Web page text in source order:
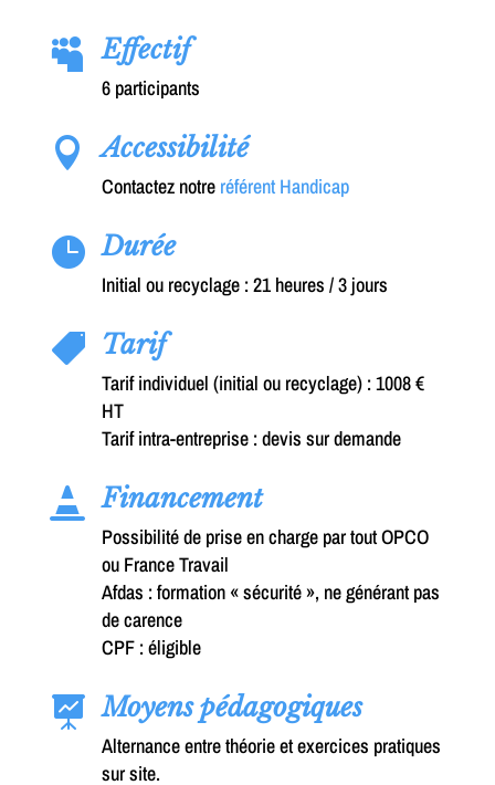
 Effectif
6 participants
 Accessibilité
Contactez notre référent Handicap
 Durée
Initial ou recyclage : 21 heures / 3 jours
 Tarif
Tarif individuel (initial ou recyclage) : 1008 €
HT
Tarif intra-entreprise : devis sur demande
 Financement
Possibilité de prise en charge par tout OPCO
ou France Travail
Afdas : formation « sécurité », ne générant pas
de carence
CPF : éligible
 Moyens pédagogiques
Alternance entre théorie et exercices pratiques
sur site.